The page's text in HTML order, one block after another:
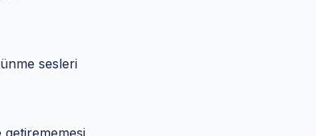
sesleri
getirememesi